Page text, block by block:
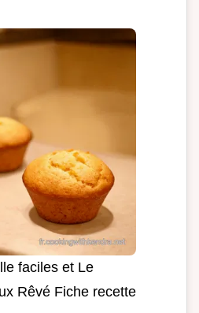
faciles et Le
Rêvé Fiche recette